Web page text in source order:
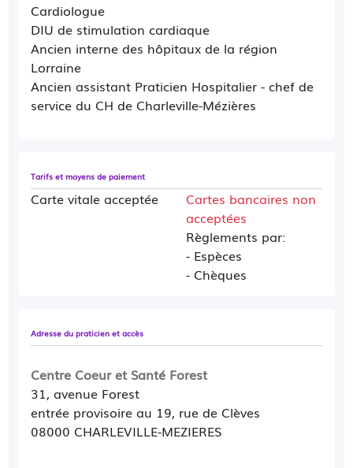
santé Forest"
Merci de bien vouloir prendre note de ce
changement d'adresse pour vos prochains
rendez-vous.
avenue Carnot à Charleville-Mézières
- Consultations ECG et épreuves d'effort (prise
de rendez-vous disponible en ligne)
- Echographie, implantation et suivi des
Pour tous nouveaux patients, merci de
03.24.59.10.45
Aucune demande de RDV par email ne sera
prise en compte.
Cardiologue
DIU de stimulation cardiaque
Ancien interne des hôpitaux de la région
Lorraine
Ancien assistant Praticien Hospitalier - chef de
service du CH de Charleville-Mézières
Tarifs et moyens de paiement
Carte vitale acceptée
Cartes bancaires non
acceptées
Règlements par:
- Espèces
- Chèques
Adresse du praticien et accès
Centre Coeur et Santé Forest
31, avenue Forest
entrée provisoire au 19, rue de Clèves
08000 CHARLEVILLE-MEZIERES